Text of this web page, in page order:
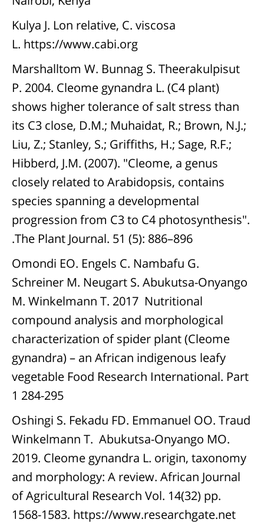
Kulya J. Lon relative, C. viscosa
L. https://www.cabi.org
Marshalltom W. Bunnag S. Theerakulpisut
P. 2004. Cleome gynandra L. (C4 plant)
shows higher tolerance of salt stress than
its C3 close, D.M.; Muhaidat, R.; Brown, N.J.;
Liu, Z.; Stanley, S.; Griffiths, H.; Sage, R.F.;
Hibberd, J.M. (2007). "Cleome, a genus
closely related to Arabidopsis, contains
species spanning a developmental
progression from C3 to C4 photosynthesis".
The Plant Journal. 51 (5): 886–896.
Omondi EO. Engels C. Nambafu G.
Schreiner M. Neugart S. Abukutsa-Onyango
M. Winkelmann T. 2017 Nutritional
compound analysis and morphological
characterization of spider plant (Cleome
gynandra) – an African indigenous leafy
vegetable Food Research International. Part
1 284-295
Oshingi S. Fekadu FD. Emmanuel OO. Traud
Winkelmann T. Abukutsa-Onyango MO.
2019. Cleome gynandra L. origin, taxonomy
and morphology: A review. African Journal
of Agricultural Research Vol. 14(32) pp.
1568-1583. https://www.researchgate.net